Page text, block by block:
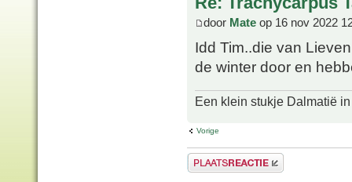
door Mate op 16 nov 2022
Idd Tim..die van
de winter door en
Een klein stukje Dalmatië
Vorige
Plaats een reactie